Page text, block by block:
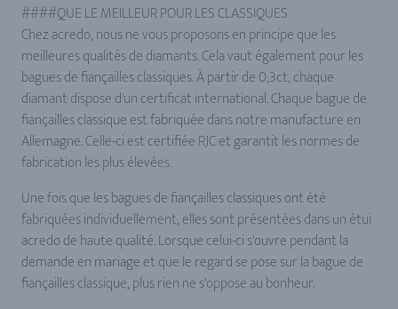
####QUE LE MEILLEUR POUR LES CLASSIQUES
Chez acredo, nous ne vous proposons en principe que les
meilleures qualités de diamants. Cela vaut également pour les
bagues de fiançailles classiques. À partir de 0,3ct, chaque
diamant dispose d'un certificat international. Chaque bague de
fiançailles classique est fabriquée dans notre manufacture en
Allemagne. Celle-ci est certifiée RJC et garantit les normes de
fabrication les plus élevées.
Une fois que les bagues de fiançailles classiques ont été
fabriquées individuellement, elles sont présentées dans un étui
acredo de haute qualité. Lorsque celui-ci s'ouvre pendant la
demande en mariage et que le regard se pose sur la bague de
fiançailles classique, plus rien ne s'oppose au bonheur.